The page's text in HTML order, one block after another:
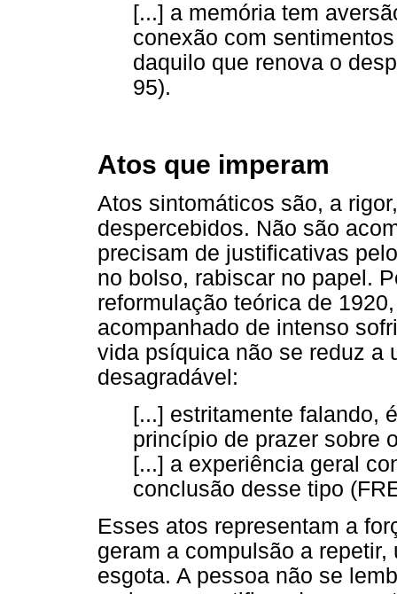
[...] a memória tem
conexão com
daquilo que renova o
95).
Atos que imperam
Atos sintomáticos são, a
despercebidos. Não são
precisam de justificativas
no bolso, rabiscar no papel.
reformulação teórica de
acompanhado de intenso
vida psíquica não se reduz a
desagradável:
[...] estritamente falando,
princípio de prazer sobre
[...] a experiência geral
conclusão desse tipo
Esses atos representam a
geram a compulsão a
esgota. A pessoa não se